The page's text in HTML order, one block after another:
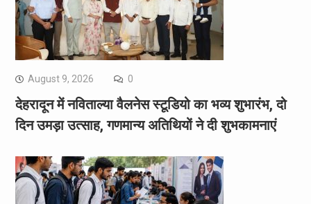
August 9, 2026 0
देहरादून में नविताल्या वैलनेस स्टूडियो का भव्य शुभारंभ, दो
दिन उमड़ा उत्साह, गणमान्य अतिथियों ने दी शुभकामनाएं